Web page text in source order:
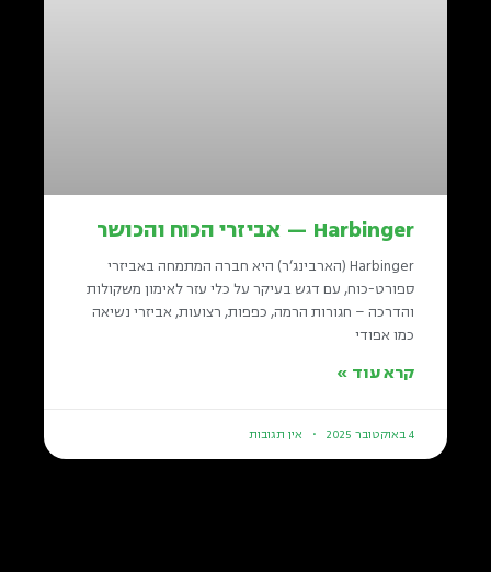
Harbinger — אביזרי הכוח והכושר
Harbinger (הארבינג’ר) היא חברה המתמחה באביזרי
ספורט-כוח, עם דגש בעיקר על כלי עזר לאימון משקולות
והדרכה – חגורות הרמה, כפפות, רצועות, אביזרי נשיאה
כמו אפודי
קרא עוד »
4 באוקטובר 2025 אין תגובות